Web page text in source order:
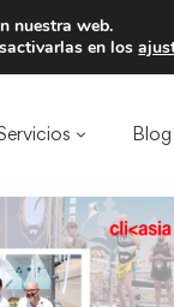
de 75€
Blog
nuestra web.
en los